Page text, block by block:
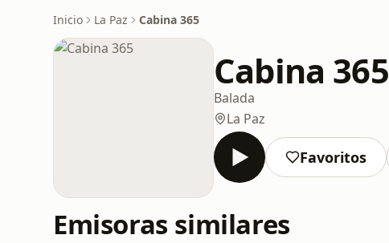
Inicio La Paz Cabina 365
Cabina 365
Balada
La Paz
Favoritos
Emisoras similares